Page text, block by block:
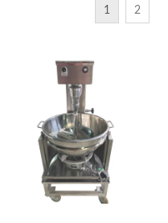
1 2